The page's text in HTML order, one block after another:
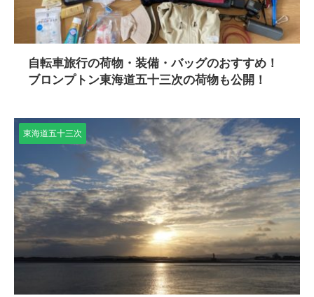
自転車旅行の荷物・装備・バッグのおすすめ！
ブロンプトン東海道五十三次の荷物も公開！
東海道五十三次